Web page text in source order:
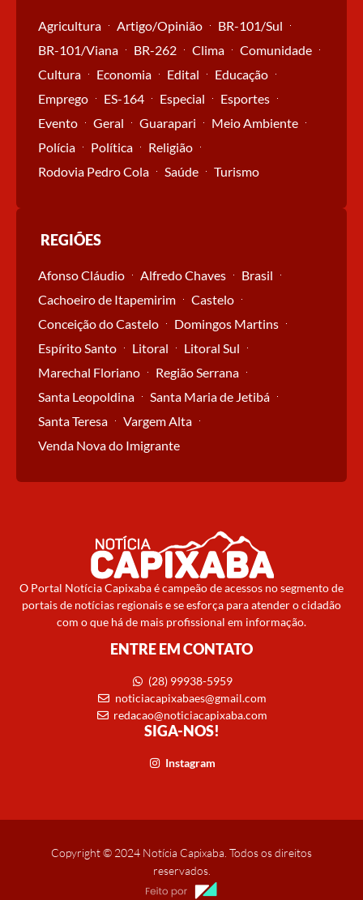
Agricultura Artigo/Opinião
BR-101/Sul
BR-101/Viana
BR-262 Clima
Comunidade
Cultura
Economia Edital
Educação
Emprego
ES-164 Especial
Esportes
Evento
Geral Guarapari
Meio Ambiente
Polícia
Política
Religião
Rodovia Pedro Cola
Saúde Turismo
REGIÕES
Afonso Cláudio Alfredo Chaves
Brasil
Cachoeiro de Itapemirim
Castelo
Conceição do Castelo
Domingos Martins
Espírito Santo
Litoral
Litoral Sul
Marechal Floriano
Região Serrana
Santa Leopoldina
Santa Maria de Jetibá
Santa Teresa
Vargem Alta
Venda Nova do Imigrante
O Portal Notícia Capixaba é campeão de acessos no segmento de
portais de notícias regionais e se esforça para atender o cidadão
com o que há de mais profissional em informação.
ENTRE EM CONTATO
(28) 99938-5959
noticiacapixabaes@gmail.com
redacao@noticiacapixaba.com
SIGA-NOS!
Instagram
Copyright © 2024 Notícia Capixaba. Todos os direitos
reservados.